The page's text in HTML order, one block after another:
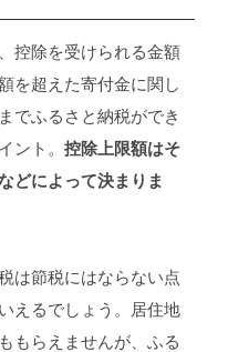
控除を受けられる金額
を超えた寄付金に関し
でふるさと納税ができ
ント。 控除上限額はそ
どによって決まりま
は節税にはならない点
えるでしょう。居住地
もらえませんが、ふる